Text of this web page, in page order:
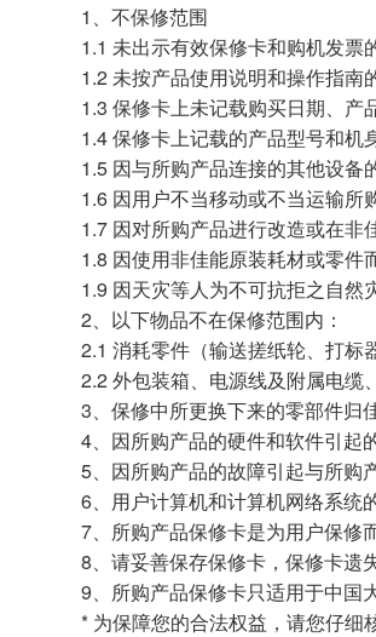
1、不保修范围
1.1 未出示有效保修卡和购机发票
1.2 未按产品使用说明和操作指南
1.3 保修卡上未记载购买日期、产
1.4 保修卡上记载的产品型号和机
1.5 因与所购产品连接的其他设备
1.6 因用户不当移动或不当运输所
1.7 因对所购产品进行改造或在非
1.8 因使用非佳能原装耗材或零件
1.9 因天灾等人为不可抗拒之自然
2、以下物品不在保修范围内：
2.1 消耗零件（输送搓纸轮、打标
2.2 外包装箱、电源线及附属电缆
3、保修中所更换下来的零部件归
4、因所购产品的硬件和软件引起
5、因所购产品的故障引起与所购
6、用户计算机和计算机网络系统
7、所购产品保修卡是为用户保修
8、请妥善保存保修卡，保修卡遗
9、所购产品保修卡只适用于中国
* 为保障您的合法权益，请您仔细